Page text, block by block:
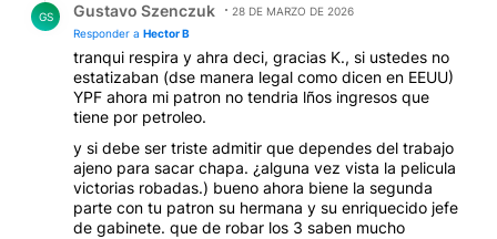
GS Gustavo Szenczuk
28 DE MARZO DE 2026
Responder a Hector B
tranqui respira y ahra deci, gracias K., si ustedes no
estatizaban (dse manera legal como dicen en EEUU)
YPF ahora mi patron no tendria lños ingresos que
tiene por petroleo.
y si debe ser triste admitir que dependes del trabajo
ajeno para sacar chapa. ¿alguna vez vista la pelicula
victorias robadas.) bueno ahora biene la segunda
parte con tu patron su hermana y su enriquecido jefe
de gabinete. que de robar los 3 saben mucho